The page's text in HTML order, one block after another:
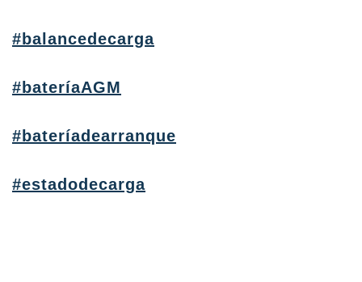
#balancedecarga
#bateríaAGM
#bateríadearranque
#estadodecarga